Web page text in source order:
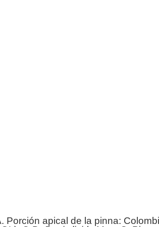
Porción apical de la pinna: